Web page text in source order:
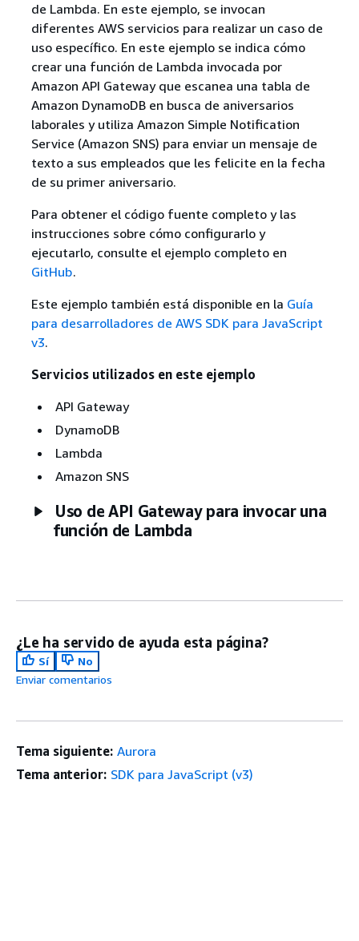
de Lambda. En este ejemplo, se invocan
diferentes AWS servicios para realizar un caso de
uso específico. En este ejemplo se indica cómo
crear una función de Lambda invocada por
Amazon API Gateway que escanea una tabla de
Amazon DynamoDB en busca de aniversarios
laborales y utiliza Amazon Simple Notification
Service (Amazon SNS) para enviar un mensaje de
texto a sus empleados que les felicite en la fecha
de su primer aniversario.
Para obtener el código fuente completo y las
instrucciones sobre cómo configurarlo y
ejecutarlo, consulte el ejemplo completo en
GitHub.
Este ejemplo también está disponible en la Guía
para desarrolladores de AWS SDK para JavaScript
v3.
Servicios utilizados en este ejemplo
API Gateway
DynamoDB
Lambda
Amazon SNS
Uso de API Gateway para invocar una
función de Lambda
¿Le ha servido de ayuda esta página?
Sí
No
Enviar comentarios
Tema siguiente: Aurora
Tema anterior: SDK para JavaScript (v3)